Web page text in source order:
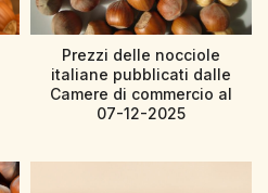
Prezzi delle nocciole
italiane pubblicati dalle
Camere di commercio al
07-12-2025